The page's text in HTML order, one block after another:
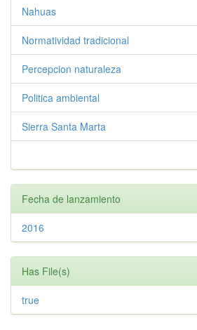
Nahuas
Normatividad tradicional
Percepcion naturaleza
Politica ambiental
Sierra Santa Marta
Fecha de lanzamiento
2016
Has File(s)
true